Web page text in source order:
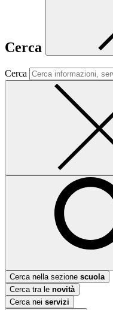
Cerca
Cerca
Cerca nella sezione scuola
Cerca tra le novità
Cerca nei servizi